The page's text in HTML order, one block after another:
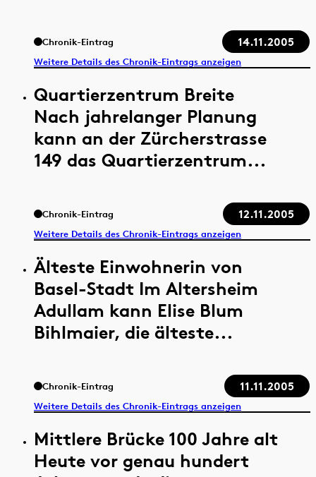
Chronik-Eintrag 14.11.2005
Weitere Details des Chronik-Eintrags anzeigen
Quartierzentrum Breite
Nach jahrelanger Planung
kann an der Zürcherstrasse
149 das Quartierzentrum...
Chronik-Eintrag 12.11.2005
Weitere Details des Chronik-Eintrags anzeigen
Älteste Einwohnerin von
Basel-Stadt Im Altersheim
Adullam kann Elise Blum
Bihlmaier, die älteste...
Chronik-Eintrag 11.11.2005
Weitere Details des Chronik-Eintrags anzeigen
Mittlere Brücke 100 Jahre alt
Heute vor genau hundert